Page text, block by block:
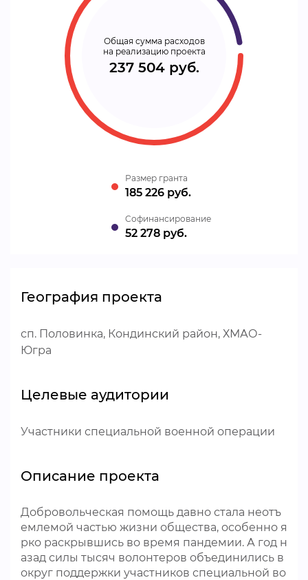
Общая сумма расходов
на реализацию проекта
237 504 руб.
Размер гранта
185 226 руб.
Cофинансирование
52 278 руб.
География проекта
сп. Половинка, Кондинский район, ХМАО-
Югра
Целевые аудитории
Участники специальной военной операции
Описание проекта
Добровольческая помощь давно стала неотъ
емлемой частью жизни общества, особенно я
рко раскрывшись во время пандемии. А год н
азад силы тысяч волонтеров объединились в
округ поддержки участников специальной во